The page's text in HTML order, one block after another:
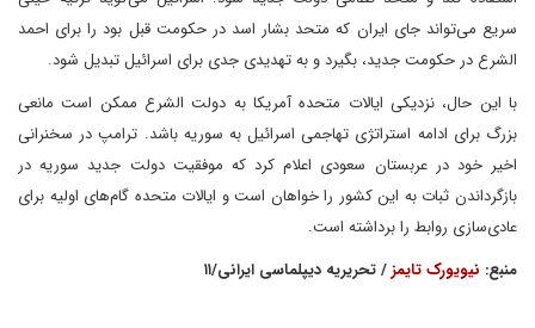
سریع‌ می‌تواند جای ایران که متحد بشار اسد در حکومت قبل بود را برای احمد
الشرع در حکومت جدید، بگیرد و به تهدیدی جدی برای اسرائیل تبدیل شود.
با این حال، نزدیکی ایالات متحده آمریکا به دولت الشرع ممکن است مانعی
بزرگ برای ادامه استراتژی تهاجمی اسرائیل به سوریه باشد. ترامپ در سخنرانی
اخیر خود در عربستان سعودی اعلام کرد که موفقیت دولت جدید سوریه در
بازگرداندن ثبات به این کشور را خواهان است و ایالات متحده گام‌های اولیه برای
عادی‌سازی روابط را برداشته است.
منبع: نیویورک تایمز/ تحریریه دیپلماسی ایرانی/۱۱